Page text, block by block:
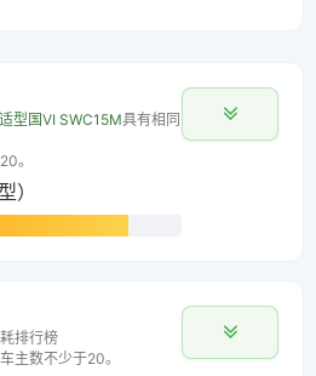
型国VI SWC15M具有相同
。
）
排行榜
主数不少于20。